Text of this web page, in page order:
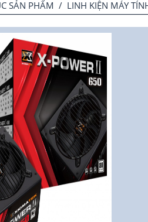
SẢN PHẨM / LINH KIỆN MÁY